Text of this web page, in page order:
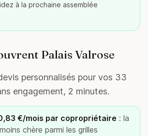
à la prochaine assemblée
Palais Valrose
personnalisés pour vos 33
engagement, 2 minutes.
€/mois par copropriétaire : la
chère parmi les grilles